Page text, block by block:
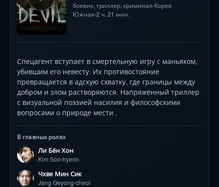
боевик, триллер, криминал•Корея
Южная•2 ч. 21 мин.
Спецагент вступает в смертельную игру с маньяком,
убившим его невесту. Их противостояние
превращается в адскую схватку, где границы между
добром и злом растворяются. Напряжённый триллер
с визуальной поэзией насилия и философскими
вопросами о природе мести .
В главных ролях
Ли Бён Хон
Kim Soo-hyeon
Чхве Мин Сик
Jang Geyong-cheol